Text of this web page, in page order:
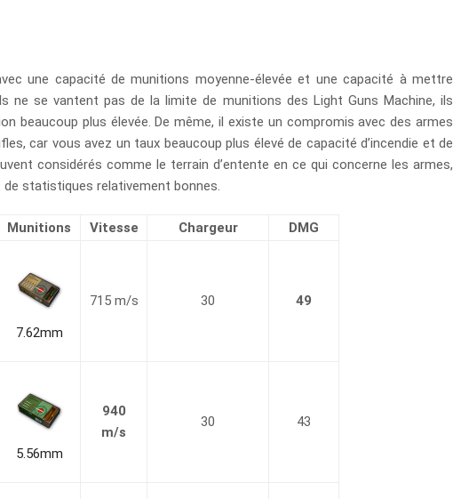
une capacité de munitions moyenne-élevée et une capacité à mettre
ne se vantent pas de la limite de munitions des Light Guns Machine, ils
beaucoup plus élevée. De même, il existe un compromis avec des armes
car vous avez un taux beaucoup plus élevé de capacité d’incendie et de
considérés comme le terrain d’entente en ce qui concerne les armes,
statistiques relativement bonnes.
Munitions Vitesse Chargeur DMG
7.62mm
715 m/s 30 49
5.56mm
940
m/s
30 43